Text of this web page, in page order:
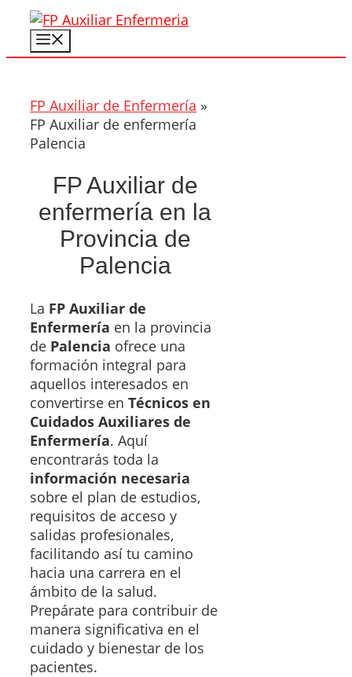
Saltar
contenido
FP Auxiliar de Enfermería »
FP Auxiliar de enfermería
Palencia
FP Auxiliar de
enfermería en la
Provincia de
Palencia
La FP Auxiliar de
Enfermería en la provincia
de Palencia ofrece una
formación integral para
aquellos interesados en
convertirse en Técnicos en
Cuidados Auxiliares de
Enfermería. Aquí
encontrarás toda la
información necesaria
sobre el plan de estudios,
requisitos de acceso y
salidas profesionales,
facilitando así tu camino
hacia una carrera en el
ámbito de la salud.
Prepárate para contribuir de
manera significativa en el
cuidado y bienestar de los
pacientes.